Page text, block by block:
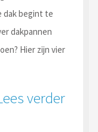
dak begint te
dakpannen
Hier zijn vier
verder